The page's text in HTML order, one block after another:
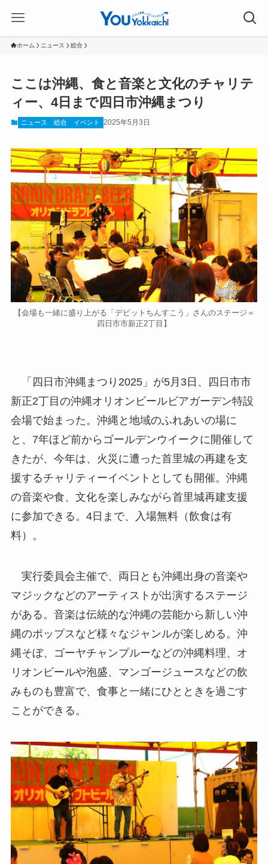
ホーム ニュース 総合
ここは沖縄、食と音楽と文化のチャリテ
ィー、4日まで四日市沖縄まつり
ニュース 総合 イベント 2025年5月3日
【会場も一緒に盛り上がる「デビットちんすこう」さんのステージ＝
四日市市新正2丁目】
「四日市沖縄まつり2025」が5月3日、四日市市
新正2丁目の沖縄オリオンビールビアガーデン特設
会場で始まった。沖縄と地域のふれあいの場に
と、7年ほど前からゴールデンウイークに開催して
きたが、今年は、火災に遭った首里城の再建を支
援するチャリティーイベントとしても開催。沖縄
の音楽や食、文化を楽しみながら首里城再建支援
に参加できる。4日まで、入場無料（飲食は有
料）。
実行委員会主催で、両日とも沖縄出身の音楽や
マジックなどのアーティストが出演するステージ
がある。音楽は伝統的な沖縄の芸能から新しい沖
縄のポップスなど様々なジャンルが楽しめる。沖
縄そぼ、ゴーヤチャンプルーなどの沖縄料理、オ
リオンビールや泡盛、マンゴージュースなどの飲
みものも豊富で、食事と一緒にひとときを過ごす
ことができる。